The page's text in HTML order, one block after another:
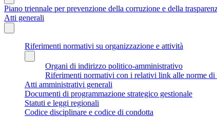
Piano triennale per prevenzione della corruzione e della
Atti generali
Riferimenti normativi su organizzazione e attività
Organi di indirizzo politico-amministrativo
Riferimenti normativi con i relativi link alle norme di
Atti amministrativi generali
Documenti di programmazione strategico gestionale
Statuti e leggi regionali
Codice disciplinare e codice di condotta